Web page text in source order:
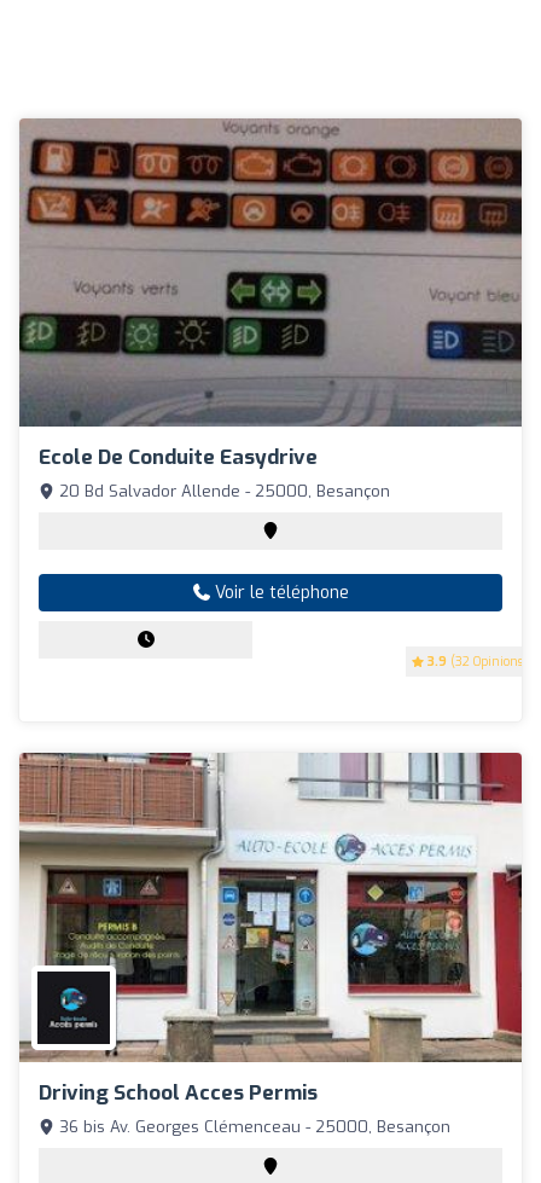
Ecole De Conduite Easydrive
3.9 (32 Opinions)
20 Bd Salvador Allende - 25000, Besançon
Voir le téléphone
Driving School Acces Permis
36 bis Av. Georges Clémenceau - 25000, Besançon